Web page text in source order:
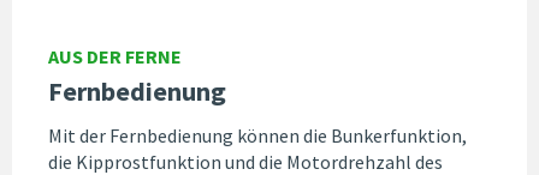
AUS DER FERNE
Fernbedienung
Mit der Fernbedienung können die Bunkerfunktion,
die Kipprostfunktion und die Motordrehzahl des